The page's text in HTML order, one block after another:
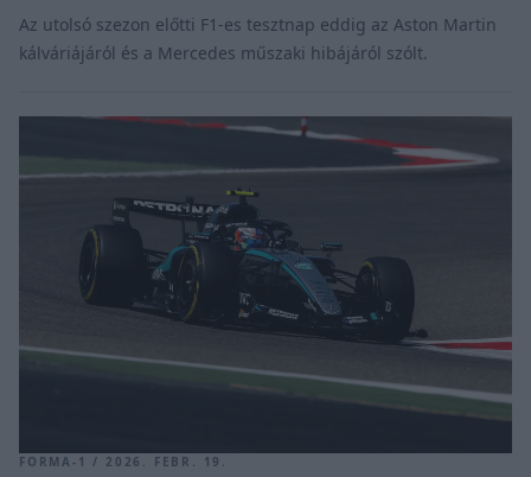
Az utolsó szezon előtti F1-es tesztnap eddig az Aston Martin
kálváriájáról és a Mercedes műszaki hibájáról szólt.
FORMA-1 / 2026. FEBR. 19.